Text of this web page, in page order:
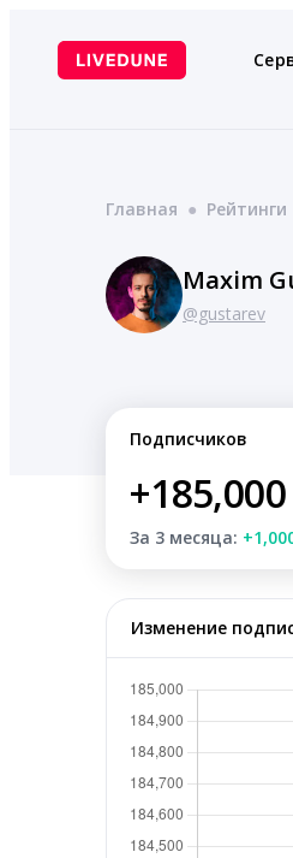
содержимому
Главная ● Рейтинги
Maxim
@gustarev
Подписчиков
+185,000
За 3 месяца:
Изменение